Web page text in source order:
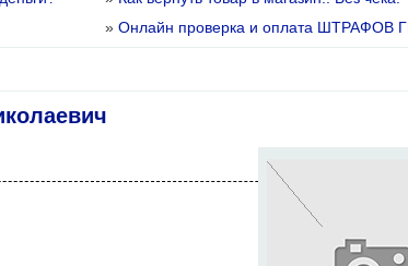
» Онлайн проверка и оплата ШТРАФОВ